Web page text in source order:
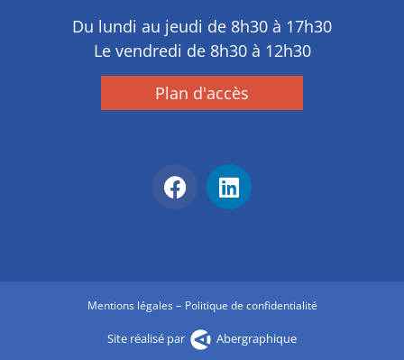
Du lundi au jeudi de 8h30 à 17h30
Le vendredi de 8h30 à 12h30
Plan d'accès
Mentions légales– Politique de confidentialité
Site réalisé par Abergraphique